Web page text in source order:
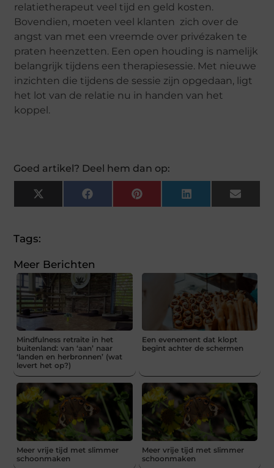
relatietherapeut veel tijd en geld kosten.
Bovendien, moeten veel klanten zich over de
angst van met een vreemde over privézaken te
praten heenzetten. Een open houding is namelijk
belangrijk tijdens een therapiesessie. Met nieuwe
inzichten die tijdens de sessie zijn opgedaan, ligt
het lot van de relatie nu in handen van het
koppel.
Goed artikel? Deel hem dan op:
X
(Twitter)
FacebookPinterestLinkedInEmail
Tags:
Meer Berichten
Mindfulness retraite in het
buitenland: van ‘aan’ naar
‘landen en herbronnen’ (wat
levert het op?)
Een evenement dat klopt
begint achter de schermen
Meer vrije tijd met slimmer
schoonmaken
Meer vrije tijd met slimmer
schoonmaken